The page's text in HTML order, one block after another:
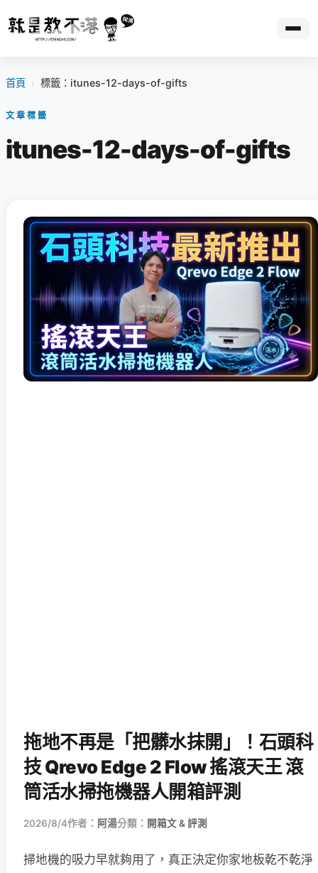
首頁 › 標籤：itunes-12-days-of-gifts
文章標籤
itunes-12-days-of-gifts
拖地不再是「把髒水抹開」！石頭科
技 Qrevo Edge 2 Flow 搖滾天王 滾
筒活水掃拖機器人開箱評測
2026/8/4作者： 阿湯分類： 開箱文 & 評測
掃地機的吸力早就夠用了，真正決定你家地板乾不乾淨